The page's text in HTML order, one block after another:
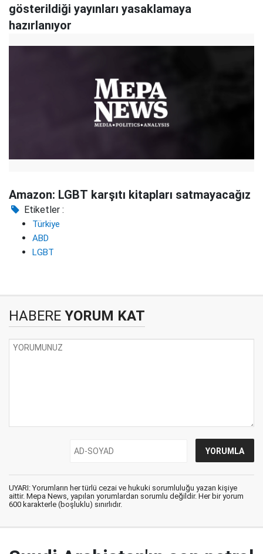
gösterildiği yayınları yasaklamaya
hazırlanıyor
Amazon: LGBT karşıtı kitapları satmayacağız
Etiketler :
Türkiye
ABD
LGBT
HABERE YORUM KAT
UYARI: Yorumların her türlü cezai ve hukuki sorumluluğu yazan kişiye
aittir. Mepa News, yapılan yorumlardan sorumlu değildir. Her bir yorum
600 karakterle (boşluklu) sınırlıdır.